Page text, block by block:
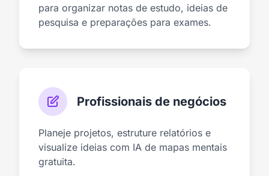
para organizar notas de estudo, ideias de
pesquisa e preparações para exames.
Profissionais de negócios
Planeje projetos, estruture relatórios e
visualize ideias com IA de mapas mentais
gratuita.